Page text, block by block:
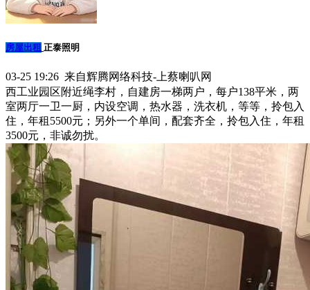
房屋出租 正泰照明
03-25 19:26 来自辉腾网络科技-上蔡喇叭网
西工业园区附近绳李村，自建房一梯两户，每户138平米，两
室两厅一卫一厨，内设空调，热水器，洗衣机，等等，拎包入
住，年租5500元；另外一个单间，配套齐全，拎包入住，年租
3500元，非诚勿扰。